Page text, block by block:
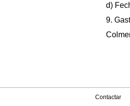
d)
9.
Contactar